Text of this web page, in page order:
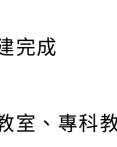
完成
室、專科